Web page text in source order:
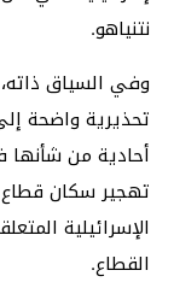
نتنياهو.
وفي السياق
تحذيرية واضحة
أحادية من شأنها
تهجير سكان قطاع
الإسرائيلية
القطاع.